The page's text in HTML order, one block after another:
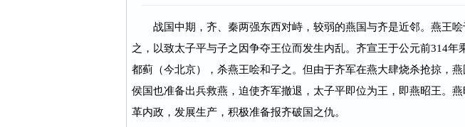
战国中期，齐、秦两强东西对峙，较弱的燕国与齐是近邻。燕王哙
之，以致太子平与子之因争夺王位而发生内乱。齐宣王于公元前314年
都蓟（今北京），杀燕王哙和子之。但由于齐军在燕大肆烧杀抢掠，
侯国也准备出兵救燕，迫使齐军撤退，太子平即位为王，即燕昭王。
革内政，发展生产，积极准备报齐破国之仇。